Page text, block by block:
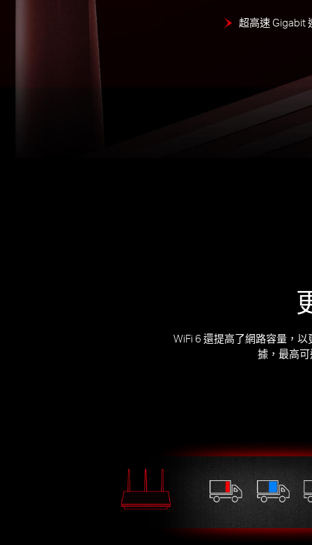
超高速 Gigabit
WiFi 6 還提高了網路容量，
據，最高